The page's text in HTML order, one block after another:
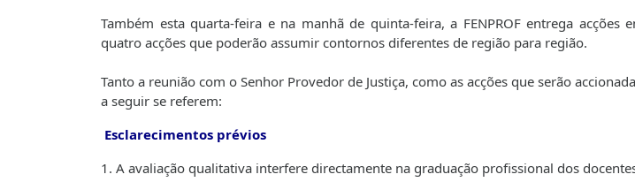
Também esta quarta-feira e na manhã de quinta-feira, a FENPROF entrega acções
quatro acções que poderão assumir contornos diferentes de região para região.
Tanto a reunião com o Senhor Provedor de Justiça, como as acções que serão
a seguir se referem:
Esclarecimentos prévios
1. A avaliação qualitativa interfere directamente na graduação profissional dos